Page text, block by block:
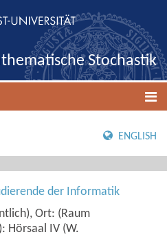
Stochastik
ENGLISH
der Informatik
Ort: (Raum
Hörsaal IV (W.